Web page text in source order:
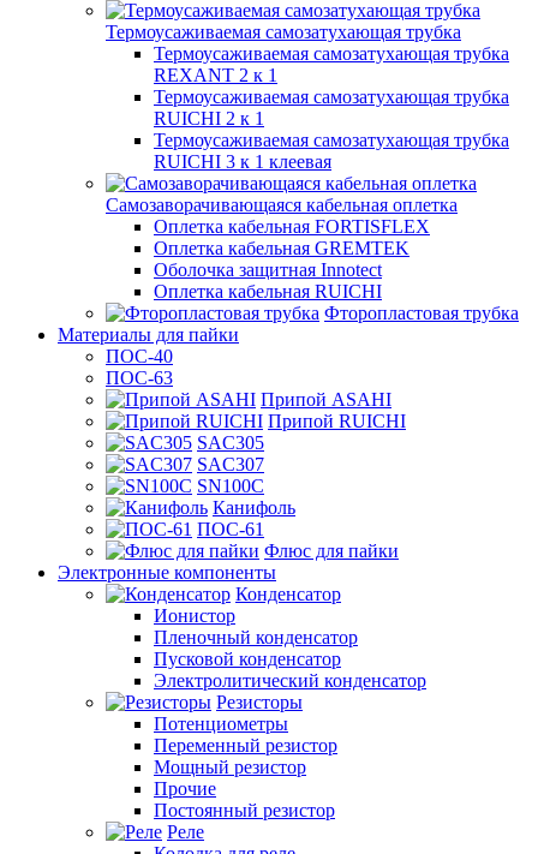
Термоусаживаемая самозатухающая трубка
Термоусаживаемая самозатухающая трубка
REXANT 2 к 1
Термоусаживаемая самозатухающая трубка
RUICHI 2 к 1
Термоусаживаемая самозатухающая трубка
RUICHI 3 к 1 клеевая
Самозаворачивающаяся кабельная оплетка
Оплетка кабельная FORTISFLEX
Оплетка кабельная GREMTEK
Оболочка защитная Innotect
Оплетка кабельная RUICHI
Фторопластовая трубка
Материалы для пайки
ПОС-40
ПОС-63
Припой ASAHI
Припой RUICHI
SAC305
SAC307
SN100C
Канифоль
ПОС-61
Флюс для пайки
Электронные компоненты
Конденсатор
Ионистор
Пленочный конденсатор
Пусковой конденсатор
Электролитический конденсатор
Резисторы
Потенциометры
Переменный резистор
Мощный резистор
Прочие
Постоянный резистор
Реле